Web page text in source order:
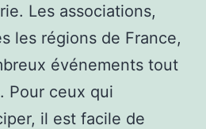
Les associations,
les régions de France,
événements tout
Pour ceux qui
il est facile de